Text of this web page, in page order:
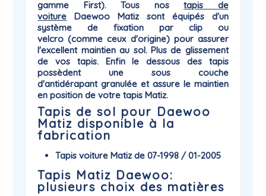
gamme First). Tous nostapis de
voiture Daewoo
Matiz sont équipés d'un
système defixation par clip ou
velcro (comme ceux d'origine) pour assurer
l'excellent maintien au sol. Plus de glissement
de vos tapis. Enfin le dessous des tapis
possèdent une sous couche
d'antidérapantgranulée et assure le maintien
en position de votre tapis Matiz.
Tapis de sol pour Daewoo
Matiz disponible à la
fabrication
Tapis voiture Matiz de 07-1998 / 01-2005
Tapis Matiz Daewoo:
plusieurs choix des matières